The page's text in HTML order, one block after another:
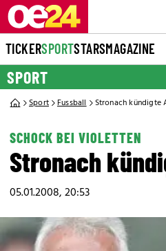
TICKERSPORTSTARSMAGAZINE
SPORT
Sport Fussball Stronach kündigte
SCHOCK BEI VIOLETTEN
Stronach
05.01.2008, 20:53